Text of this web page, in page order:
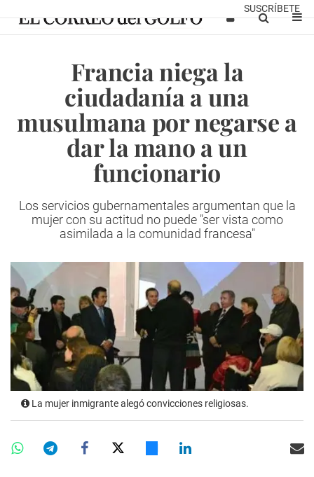
SUSCRÍBETE
Francia niega la
ciudadanía a una
musulmana por negarse a
dar la mano a un
funcionario
Los servicios gubernamentales argumentan que la
mujer con su actitud no puede "ser vista como
asimilada a la comunidad francesa"
La mujer inmigrante alegó convicciones religiosas.